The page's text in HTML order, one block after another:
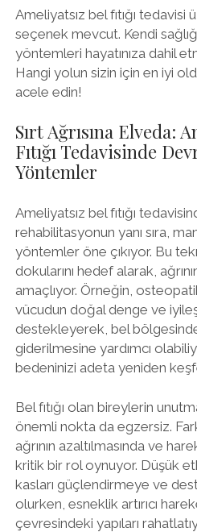
Ameliyatsız bel fıtığı
seçenek mevcut. Kendi
yöntemleri hayatınıza dahil
Hangi yolun sizin için en iyi
acele edin!
Sırt Ağrısına Elveda:
Fıtığı Tedavisinde
Yöntemler
Ameliyatsız bel fıtığı
rehabilitasyonun yanı sıra,
yöntemler öne çıkıyor. Bu
dokularını hedef alarak,
amaçlıyor. Örneğin,
vücudun doğal denge ve
destekleyerek, bel
giderilmesine yardımcı
bedeninizi adeta yeniden
Bel fıtığı olan bireylerin
önemli nokta da egzersiz.
ağrının azaltılmasında ve
kritik bir rol oynuyor. Düşük
kasları güçlendirmeye ve
olurken, esneklik artırıcı
çevresindeki yapıları